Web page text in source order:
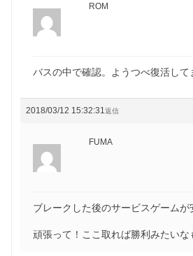
ROM
バスの中で確認。ようつべ復活して
2018/03/12 15:32:31返信
FUMA
ブレークした後のサービスゲームが
頑張って！ここ取れば勝利みたいな